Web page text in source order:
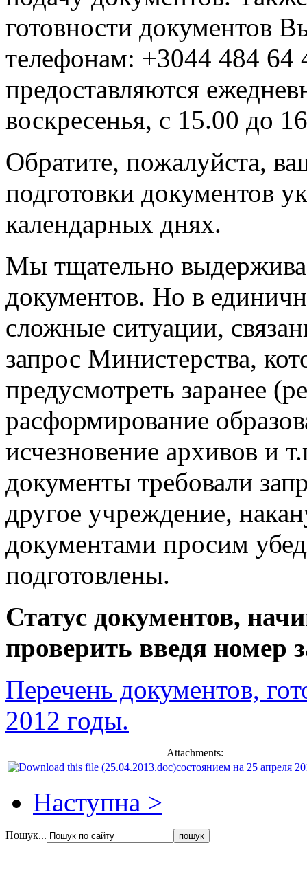
готовности документов
телефонам: +3044 484
предоставляются
воскресенья, с 15.00 до
Обратите, пожалуйста,
подготовки документов
календарных днях.
Мы тщательно
документов. Но в
сложные ситуации,
запрос Министерства,
предусмотреть заранее
расформирование
исчезновение архивов и
документы требовали
другое учреждение,
документами просим
подготовлены.
Статус документов,
проверить введя номер
Перечень документов,
2012 годы.
Attachments:
состоянием на 25 апреля
Наступна >
Пошук...